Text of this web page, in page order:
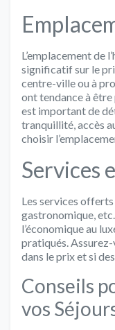
L’emplacement de
significatif sur le
centre-ville ou à
ont tendance à être
est important de
tranquillité, accès
choisir
Services
Les services
gastronomique,
l’économique au
pratiqués.
dans le prix et si
Conseils
vos